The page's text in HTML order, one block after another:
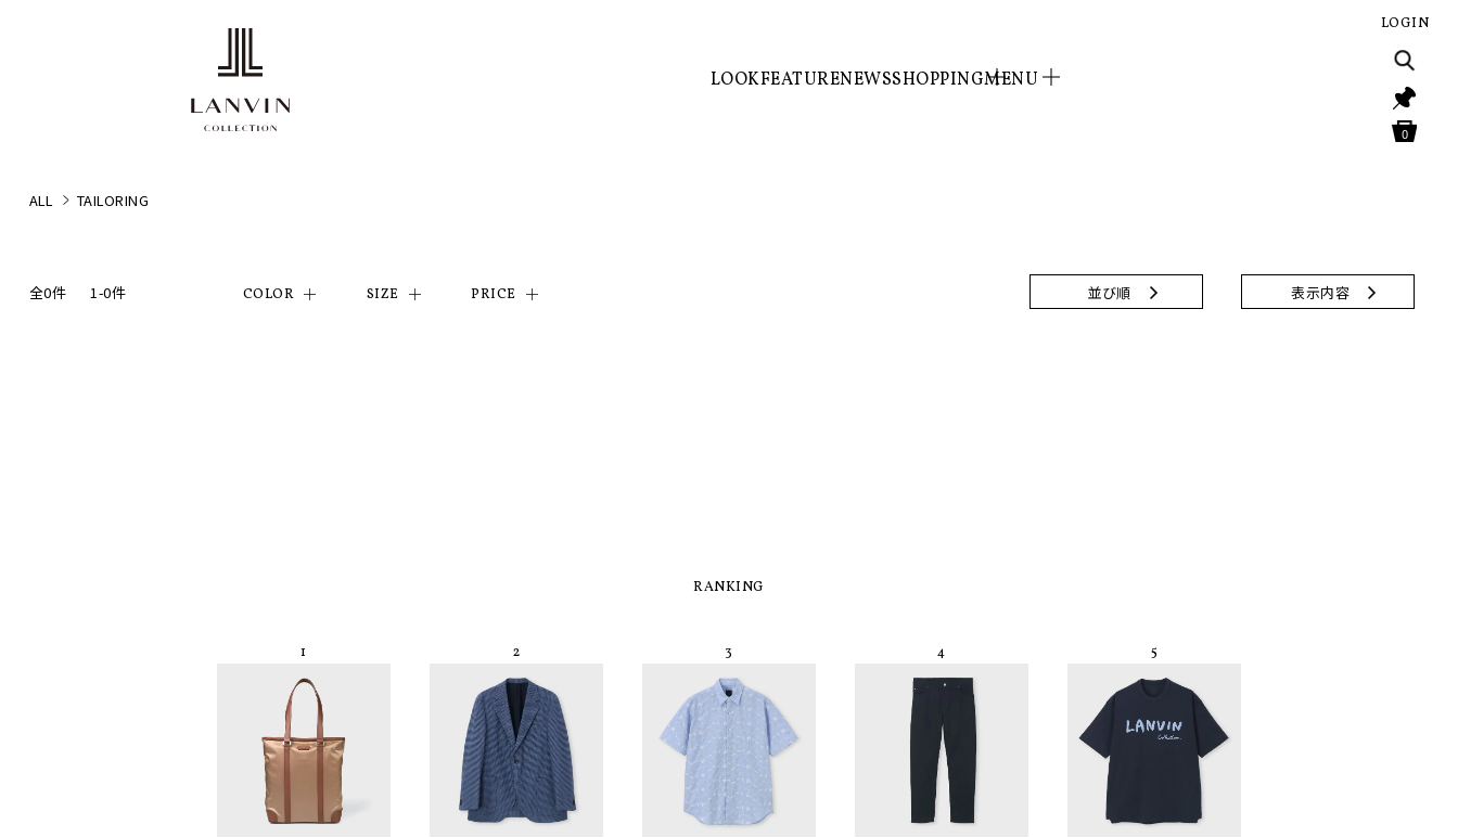
LOOKFEATURENEWSSHOPPINGMENU
LOGIN
0
ALL TAILORING
全0件 1-0件 COLOR SIZE PRICE 並び順 表示内容
RANKING